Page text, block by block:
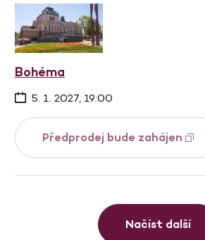
Bohéma
5. 1. 2027, 19:00
Předprodej bude zahájen
Načíst další